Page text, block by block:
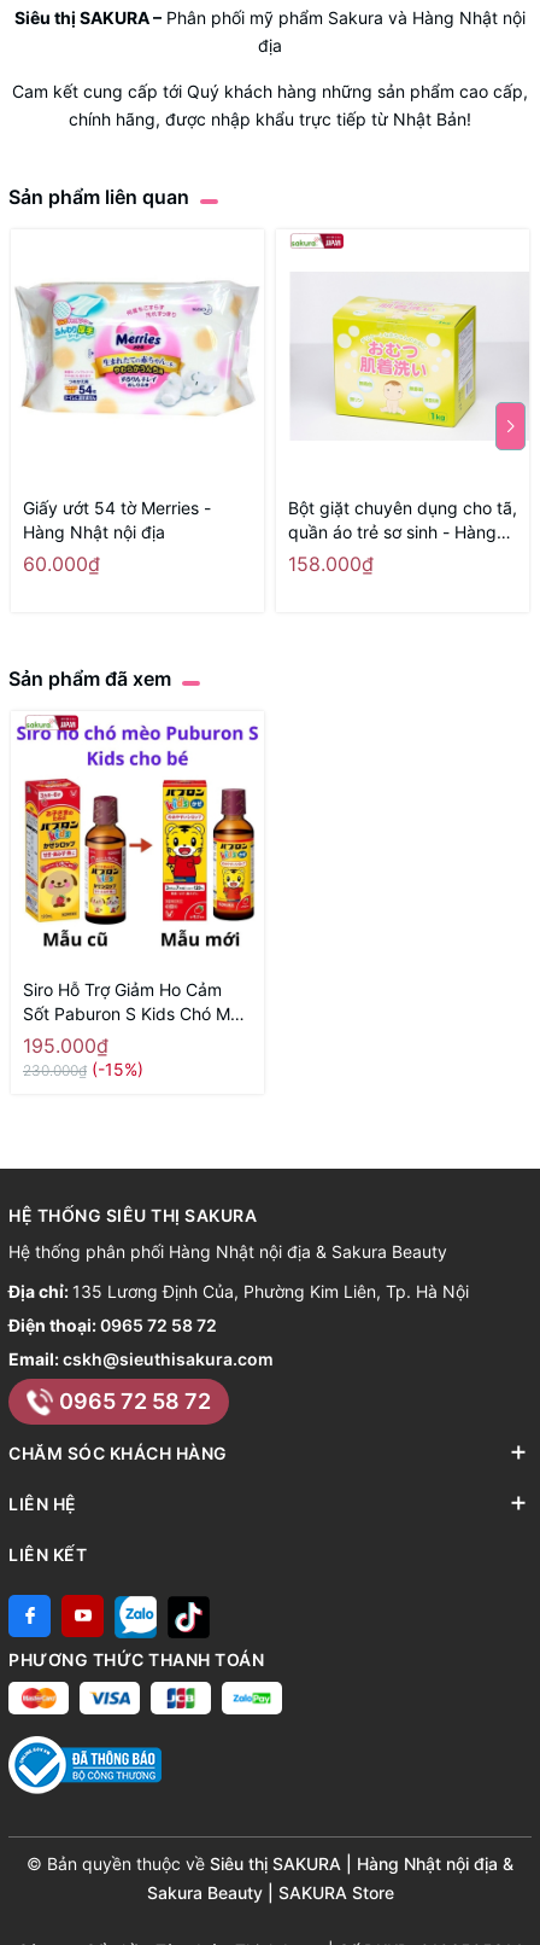
Siêu thị SAKURA– Phân phối mỹ phẩm Sakura và Hàng Nhật nội
địa
Cam kết cung cấp tới Quý khách hàng những sản phẩm cao cấp,
chính hãng, được nhập khẩu trực tiếp từ Nhật Bản!
Sản phẩm liên quan
Giấy ướt 54 tờ Merries -
Hàng Nhật nội địa
60.000₫
Bột giặt chuyên dụng cho tã,
quần áo trẻ sơ sinh - Hàng
Nhật nội địa
158.000₫
Sản phẩm đã xem
Siro Hỗ Trợ Giảm Ho Cảm
Sốt Paburon S Kids Chó Mèo
120ml ( Mẫu mới)
195.000₫
230.000₫ (-15%)
HỆ THỐNG SIÊU THỊ SAKURA
Hệ thống phân phối Hàng Nhật nội địa & Sakura Beauty
Địa chỉ: 135 Lương Định Của, Phường Kim Liên, Tp. Hà Nội
Điện thoại:0965 72 58 72
Email:cskh@sieuthisakura.com
0965 72 58 72
CHĂM SÓC KHÁCH HÀNG
LIÊN HỆ
LIÊN KẾT
PHƯƠNG THỨC THANH TOÁN
© Bản quyền thuộc về Siêu thị SAKURA | Hàng Nhật nội địa &
Sakura Beauty | SAKURA Store